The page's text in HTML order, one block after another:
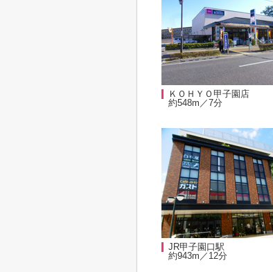
ＫＯＨＹＯ甲子園店
約548m／7分
JR甲子園口駅
約943m／12分